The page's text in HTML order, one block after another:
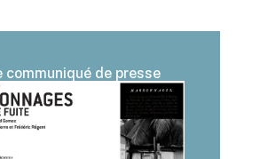
communiqué de presse